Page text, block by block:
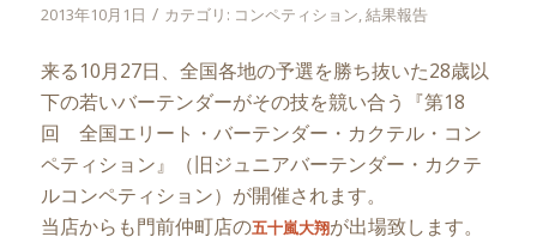
2013年10月1日 / カテゴリ: コンペティション,結果報告
来る10月27日、全国各地の予選を勝ち抜いた28歳以
下の若いバーテンダーがその技を競い合う『第18
回 全国エリート・バーテンダー・カクテル・コン
ペティション』（旧ジュニアバーテンダー・カクテ
ルコンペティション）が開催されます。
当店からも門前仲町店の五十嵐大翔が出場致します。